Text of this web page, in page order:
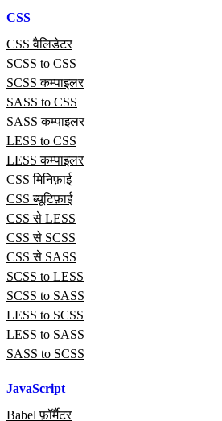
CSS
CSS वैलिडेटर
SCSS to CSS
SCSS कम्पाइलर
SASS to CSS
SASS कम्पाइलर
LESS to CSS
LESS कम्पाइलर
CSS मिनिफ़ाई
CSS ब्यूटिफ़ाई
CSS से LESS
CSS से SCSS
CSS से SASS
SCSS to LESS
SCSS to SASS
LESS to SCSS
LESS to SASS
SASS to SCSS
JavaScript
Babel फ़ॉर्मैटर